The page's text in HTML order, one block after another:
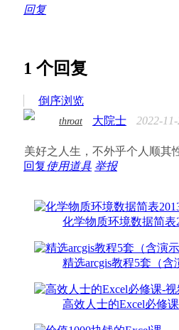
回复
1 个回复
倒序浏览
throat 大院士 2022-
美好之人生，不外乎个人顺其
回复使用道具 举报
化学物质环境数据简表
精选arcgis教程5套（含
高效人士的Excel必修